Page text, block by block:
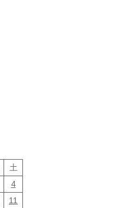
土
4
11